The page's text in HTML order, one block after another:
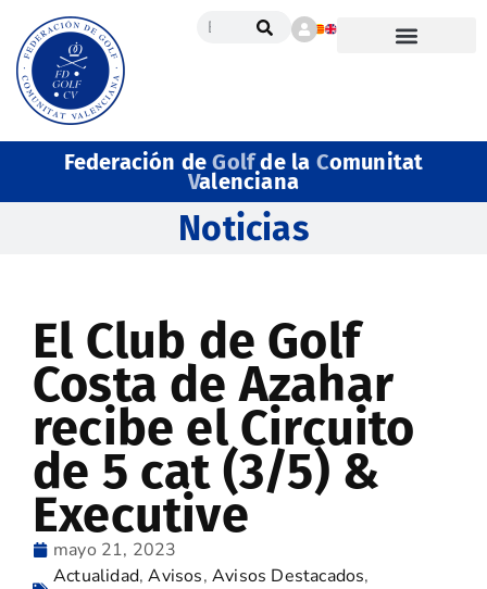
Federación deGolfde la Comunitat
Valenciana
Noticias
El Club de Golf
Costa de Azahar
recibe el Circuito
de 5 cat (3/5) &
Executive
mayo 21, 2023
Actualidad,Avisos,Avisos Destacados,